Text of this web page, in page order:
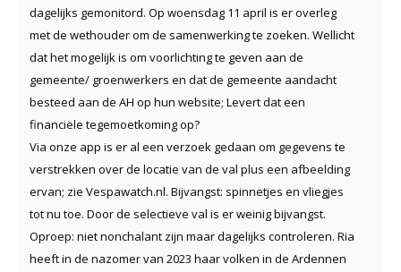
dagelijks gemonitord. Op woensdag 11 april is er overleg
met de wethouder om de samenwerking te zoeken. Wellicht
dat het mogelijk is om voorlichting te geven aan de
gemeente/ groenwerkers en dat de gemeente aandacht
besteed aan de AH op hun website; Levert dat een
financiële tegemoetkoming op?
Via onze app is er al een verzoek gedaan om gegevens te
verstrekken over de locatie van de val plus een afbeelding
ervan; zie Vespawatch.nl. Bijvangst: spinnetjes en vliegjes
tot nu toe. Door de selectieve val is er weinig bijvangst.
Oproep: niet nonchalant zijn maar dagelijks controleren. Ria
heeft in de nazomer van 2023 haar volken in de Ardennen